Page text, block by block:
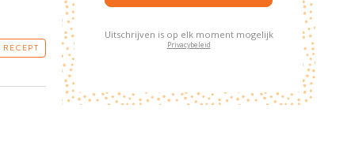
Uitschrijven is op elk moment mogelijk
Privacybeleid